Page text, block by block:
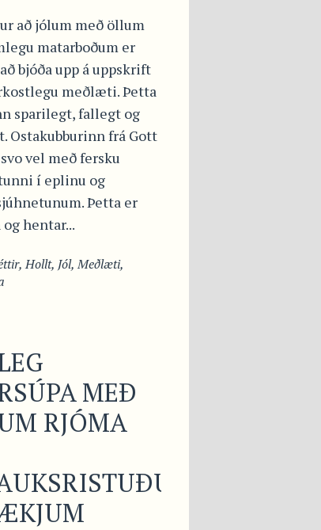
að jólum með öllum
matarboðum er
bjóða upp á uppskrift
meðlæti. Þetta
sparilegt, fallegt og
Ostakubburinn frá Gott
vel með fersku
í eplinu og
Þetta er
hentar...
,Hollt, Jól,Meðlæti,
MEÐ
RJÓMA